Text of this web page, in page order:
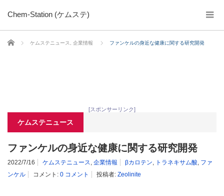
Chem-Station (ケムステ)
ホーム ケムステニュース 企業情報 ファンケルの身近な健康に関する研究開発
[スポンサーリンク]
ケムステニュース
ファンケルの身近な健康に関する研究開発
2022/7/16 ケムステニュース, 企業情報 βカロテン, トラネキサム酸, ファ
ンケル
コメント: 0 コメント 投稿者: Zeolinite